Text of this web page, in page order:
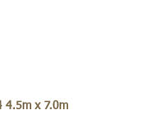
4.5m x 7.0m